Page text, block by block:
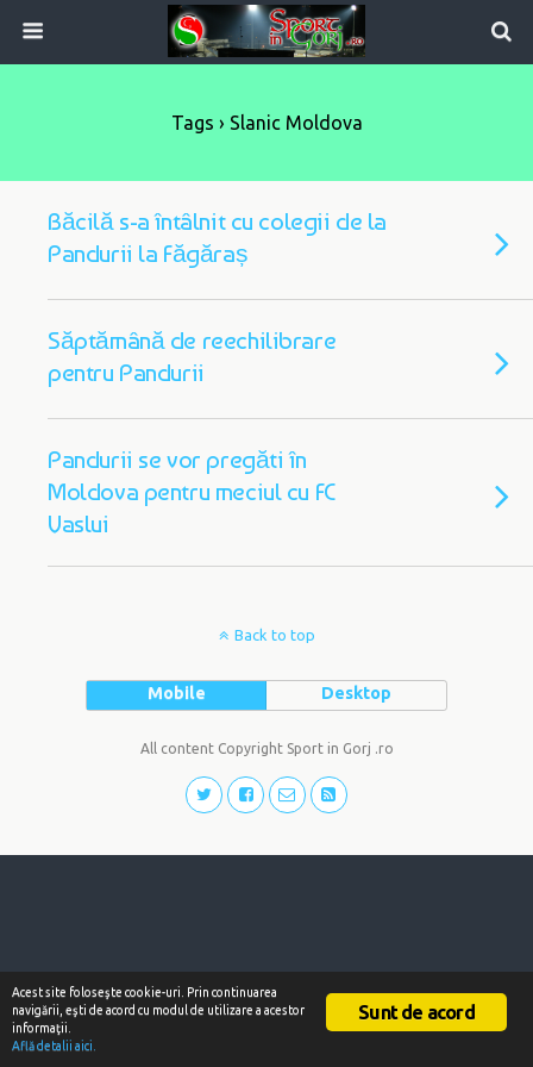
Tags › Slanic Moldova
Băcilă s-a întâlnit cu colegii de la
Pandurii la Făgăraș
Săptămână de reechilibrare
pentru Pandurii
Pandurii se vor pregăti în
Moldova pentru meciul cu FC
Vaslui
Back to top
Mobile Desktop
All content Copyright Sport in Gorj .ro
Sunt de acord
Acest site foloseşte cookie-uri. Prin continuarea
navigării, eşti de acord cu modul de utilizare a acestor
informaţii.
Află detalii aici.